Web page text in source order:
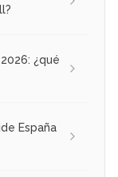
¿qué
España